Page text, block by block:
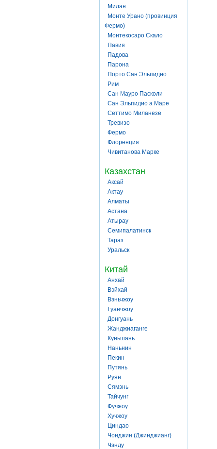
Милан
Монте Урано (провинция
Фермо)
Монтекосаро Скало
Павия
Падова
Парона
Порто Сан Эльпидио
Рим
Сан Мауро Пасколи
Сан Эльпидио а Маре
Сеттимо Миланезе
Тревизо
Фермо
Флоренция
Чивитанова Марке
Казахстан
Аксай
Актау
Алматы
Астана
Атырау
Семипалатинск
Тараз
Уральск
Китай
Анхай
Вэйхай
Вэньчжоу
Гуанчжоу
Донгуань
Жанджиаганге
Куньшань
Наньнин
Пекин
Путянь
Руян
Сямэнь
Тайчунг
Фучжоу
Хучжоу
Циндао
Чонджин (Джинджианг)
Чэнду